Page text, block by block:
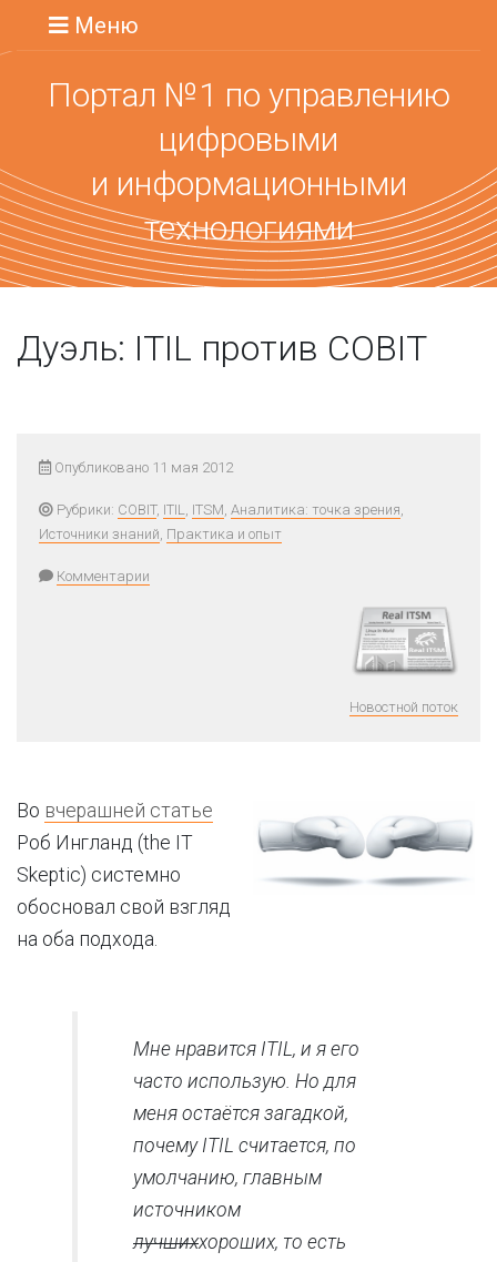
Меню
Портал №1 по управлению
цифровыми
и информационными
технологиями
Дуэль: ITIL против COBIT
Опубликовано 11 мая 2012
Рубрики: COBIT, ITIL, ITSM, Аналитика: точка зрения,
Источники знаний, Практика и опыт
Комментарии
Новостной поток
Во вчерашней статье
Роб Ингланд (the IT
Skeptic) системно
обосновал свой взгляд
на оба подхода.
Мне нравится ITIL, и я его
часто использую. Но для
меня остаётся загадкой,
почему ITIL считается, по
умолчанию, главным
источником
лучшиххороших, то есть